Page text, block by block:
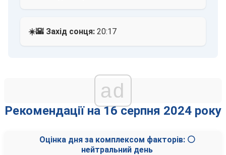
☀️🌇 Захід сонця: 20:17
ad
Рекомендації на 16 серпня 2024 року
Оцінка дня за комплексом факторів: ⚪
нейтральний день